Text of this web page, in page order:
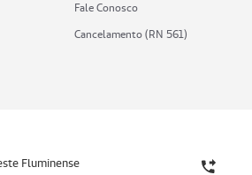
Fale Conosco
Cancelamento (RN 561)
Fluminense